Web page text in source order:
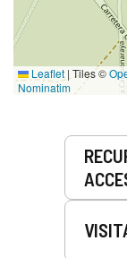
Leaflet | Tiles ©
Nominatim